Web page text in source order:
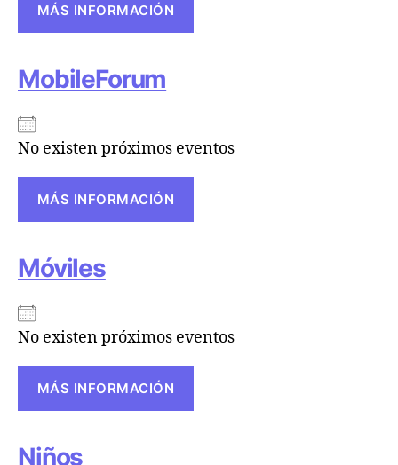
MÁS INFORMACIÓN
MobileForum
No existen próximos eventos
MÁS INFORMACIÓN
Móviles
No existen próximos eventos
MÁS INFORMACIÓN
Niños